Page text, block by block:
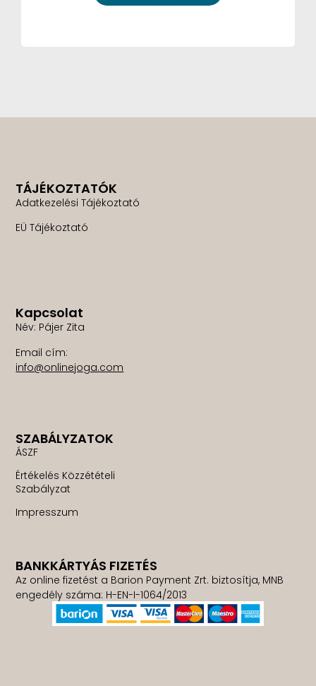
Kapcsolat
Név: Pájer Zita
Email cím:
info@onlinejoga.com
SZABÁLYZATOK
ÁSZF
Értékelés Közzétételi
Szabályzat
Impresszum
TÁJÉKOZTATÓK
Adatkezelési Tájékoztató
EÜ Tájékoztató
BANKKÁRTYÁS FIZETÉS
Az online fizetést a Barion Payment Zrt. biztosítja, MNB
engedély száma: H-EN-I-1064/2013